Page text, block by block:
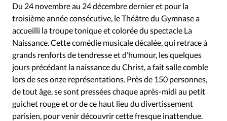
Dossier
Eglises Foi Génération réveil
Monde
Opinions
Publireportage
Relations Aujourd'hui
Société
Tour du monde des Eglises
Trait d'Ixène
Vécu
Vie Intérieure
Du 24 novembre au 24 décembre dernier et pour la
troisième année consécutive, le Théâtre du Gymnase a
accueilli la troupe tonique et colorée du spectacle La
Naissance. Cette comédie musicale décalée, qui retrace à
grands renforts de tendresse et d’humour, les quelques
jours précédant la naissance du Christ, a fait salle comble
lors de ses onze représentations. Près de 150 personnes,
de tout âge, se sont pressées chaque après-midi au petit
guichet rouge et or de ce haut lieu du divertissement
parisien, pour venir découvrir cette fresque inattendue.